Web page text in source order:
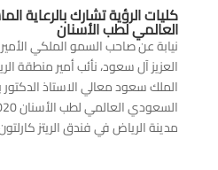
كليات الرؤية تشارك بالرعاية
العالمي لطب الأسنان
نيابة عن صاحب السمو الملكي
العزيز آل سعود، نأئب أمير منطقة
الملك سعود معالي الاستاذ الدكتور
مدينة الرياض في فندق الريتز